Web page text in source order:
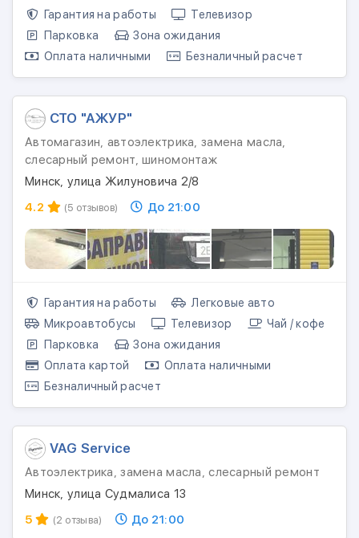
Гарантия на работы
Телевизор
Парковка
Зона ожидания
Оплата наличными
Безналичный расчет
СТО "АЖУР"
Автомагазин, автоэлектрика, замена масла,
слесарный ремонт, шиномонтаж
Минск, улица Жилуновича 2/8
4.2
(5 отзывов) До 21:00
Гарантия на работы
Легковые авто
Микроавтобусы
Телевизор
Чай / кофе
Парковка
Зона ожидания
Оплата картой
Оплата наличными
Безналичный расчет
VAG Service
Автоэлектрика, замена масла, слесарный ремонт
Минск, улица Судмалиса 13
5
(2 отзыва) До 21:00